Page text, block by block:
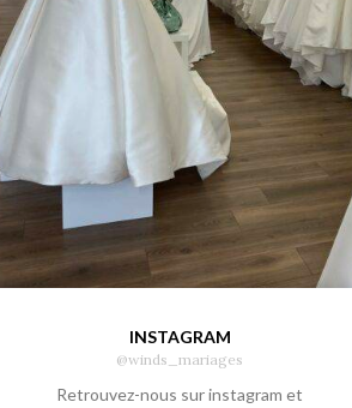
INSTAGRAM
@winds_mariages
Retrouvez-nous sur instagram et